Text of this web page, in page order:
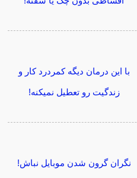
با این درمان دیگه کمردرد کار و
زندگیت رو تعطیل نمیکنه!
نگران گرون شدن موبایل نباش!